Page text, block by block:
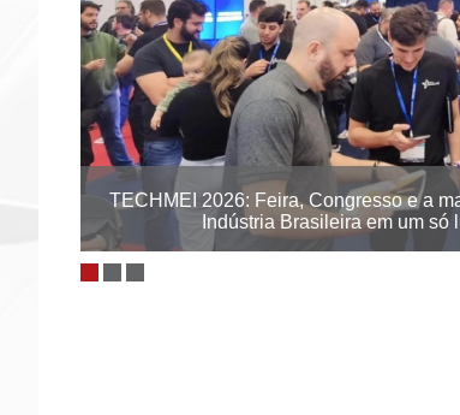
TECHMEI 2026: Feira, Congresso e a
Indústria Brasileira em um só